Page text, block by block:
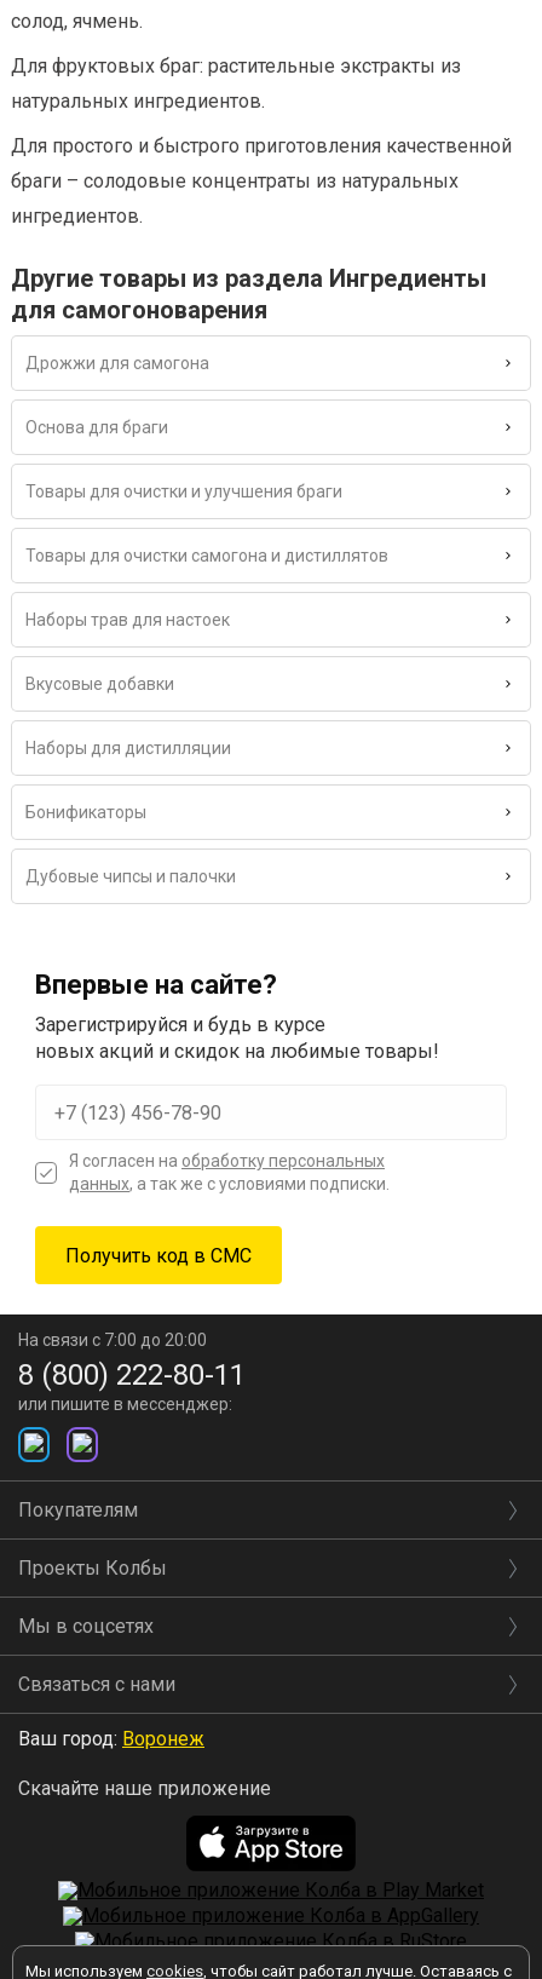
солод, ячмень.
Для фруктовых браг: растительные экстракты из
натуральных ингредиентов.
Для простого и быстрого приготовления качественной
браги – солодовые концентраты из натуральных
ингредиентов.
Другие товары из раздела Ингредиенты
для самогоноварения
Дрожжи для самогона
Основа для браги
Товары для очистки и улучшения браги
Товары для очистки самогона и дистиллятов
Наборы трав для настоек
Вкусовые добавки
Наборы для дистилляции
Бонификаторы
Дубовые чипсы и палочки
Впервые на сайте?
Зарегистрируйся и будь в курсе
новых акций и скидок на любимые товары!
Я согласен на обработку персональных
данных, а так же с условиями подписки.
Мы используем cookies, чтобы сайт работал лучше. Оставаясь с
На связи с 7:00 до 20:00
8 (800) 222-80-11
или пишите в мессенджер:
Покупателям
Проекты Колбы
Мы в соцсетях
Связаться с нами
Ваш город: Воронеж
Скачайте наше приложение